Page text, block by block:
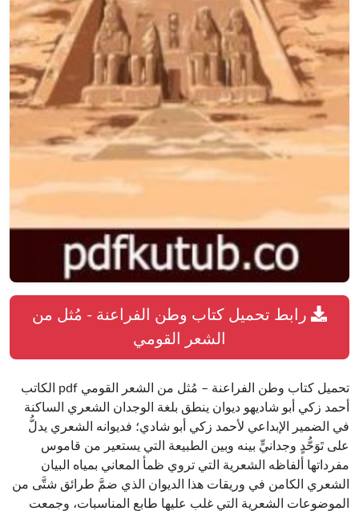
رابط تحميل كتاب وطن الفراعنة - مُثل من
الشعر القومي
تحميل كتاب وطن الفراعنة – مُثل من الشعر القومي pdf الكاتب
أحمد زكي أبو شاديهو ديوان ينطق بلغة الوجدان الشعري الساكنة
في الضمير الإبداعي لأحمد زكي أبو شادي؛ فديوانه الشعري يدلُّ
على تَوَحُّدٍ وجدانيٍّ بينه وبين الطبيعة التي يستعير من قاموس
مفرداتها ألفاظه الشعرية التي تروي ظمأ المعاني بمياه البيان
الشعري الكامن في وريقات هذا الديوان الذي ضمَّ طرائق شتَّى من
الموضوعات الشعرية التي غلب عليها طابع المناسبات، وجمعت